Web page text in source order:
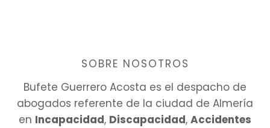
SOBRE NOSOTROS
Bufete Guerrero Acosta es el despacho de
abogados referente de la ciudad de Almería
en Incapacidad, Discapacidad, Accidentes